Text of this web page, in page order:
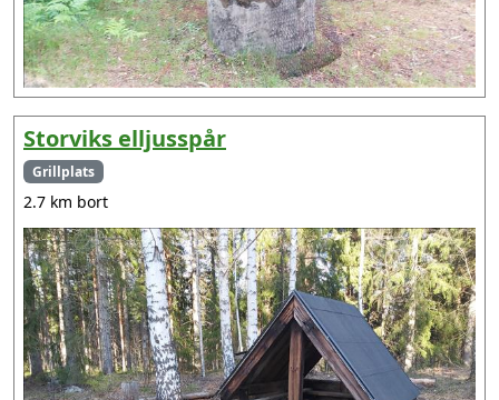
Storviks elljusspår
Grillplats
2.7 km bort